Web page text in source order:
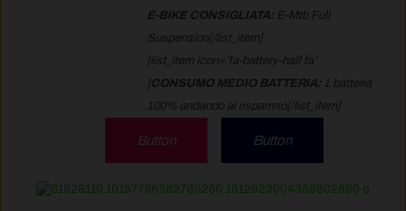
E-BIKE CONSIGLIATA:E-Mtb Full
Suspension[/list_item]
[list_item icon=’fa-battery-half fa’
]CONSUMO MEDIO BATTERIA:1 batteria
100% andando al risparmio[/list_item]
Button Button